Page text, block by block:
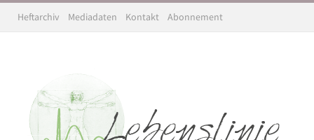
Heftarchiv Mediadaten Kontakt Abonnement